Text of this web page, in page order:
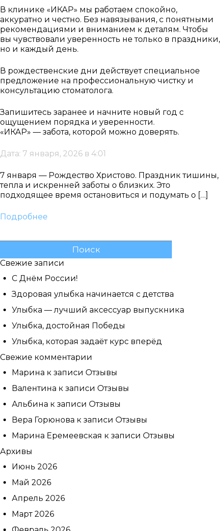
Записаться
В клинике «ИКАР» мы работаем спокойно,
аккуратно и честно. Без навязывания, с понятными
рекомендациями и вниманием к деталям. Чтобы
вы чувствовали уверенность не только в праздники,
но и каждый день.
В рождественские дни действует специальное
предложение на профессиональную чистку и
консультацию стоматолога.
Запишитесь заранее и начните новый год с
ощущением порядка и уверенности.
«ИКАР» — забота, которой можно доверять.
Дата: 7 января, 2026 в 4:01
7 января — Рождество Христово. Праздник тишины,
тепла и искренней заботы о близких. Это
подходящее время остановиться и подумать о […]
Подробнее
Свежие записи
С Днём России!
Здоровая улыбка начинается с детства
Улыбка — лучший аксессуар выпускника
Улыбка, достойная Победы
Улыбка, которая задаёт курс вперёд
Свежие комментарии
Марина к записи Отзывы
Валентина к записи Отзывы
Альбина к записи Отзывы
Вера Горюнова к записи Отзывы
Марина Еремеевская к записи Отзывы
Архивы
Июнь 2026
Май 2026
Апрель 2026
Март 2026